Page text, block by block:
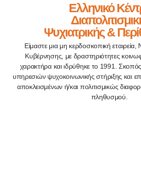
Ελληνικό
Ψυχιατρικής &
Είμαστε μια μη κερδοσκοπική εταιρεία,
Κυβέρνησης, με δραστηριότητες
χαρακτήρα και ιδρύθηκε το 1991.
υπηρεσιών ψυχοκοινωνικής στήριξης και
αποκλεισμένων ή/και πολιτισμικώς
πληθυσμού.